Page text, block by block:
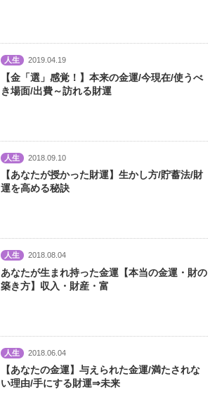
人生 2019.04.19
【金「選」感覚！】本来の金運/今現在/使うべ
き場面/出費～訪れる財運
人生 2018.09.10
【あなたが授かった財運】生かし方/貯蓄法/財
運を高める秘訣
人生 2018.08.04
あなたが生まれ持った金運【本当の金運・財の
築き方】収入・財産・富
人生 2018.06.04
【あなたの金運】与えられた金運/満たされな
い理由/手にする財運⇒未来